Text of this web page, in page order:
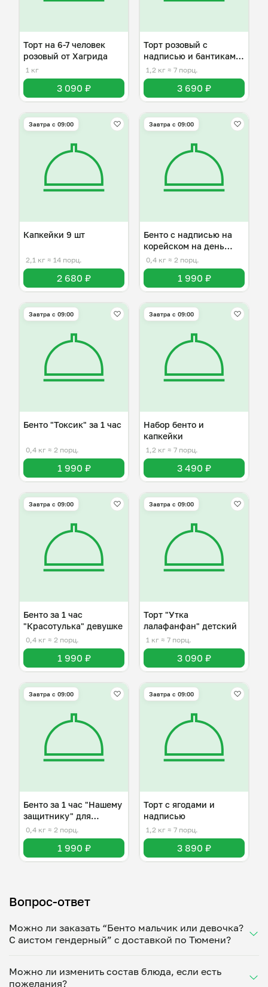
Торт на 6-7 человек
розовый от Хагрида
1 кг
3 090 ₽
Торт розовый с
надписью и бантиками
на 6-7 человек
1,2 кг ≈ 7 порц.
3 690 ₽
Завтра c 09:00
Капкейки 9 шт
2,1 кг ≈ 14 порц.
2 680 ₽
Завтра c 09:00
Бенто с надписью на
корейском на день
рождения
0,4 кг ≈ 2 порц.
1 990 ₽
Завтра c 09:00
Бенто "Токсик" за 1 час
0,4 кг ≈ 2 порц.
1 990 ₽
Завтра c 09:00
Набор бенто и
капкейки
1,2 кг ≈ 7 порц.
3 490 ₽
Завтра c 09:00
Бенто за 1 час
"Красотулька" девушке
0,4 кг ≈ 2 порц.
1 990 ₽
Завтра c 09:00
Торт "Утка
лалафанфан" детский
1 кг ≈ 7 порц.
3 090 ₽
Завтра c 09:00
Бенто за 1 час "Нашему
защитнику" для
мужчины
0,4 кг ≈ 2 порц.
1 990 ₽
Завтра c 09:00
Торт с ягодами и
надписью
1,2 кг ≈ 7 порц.
3 890 ₽
Вопрос-ответ
Можно ли заказать “Бенто мальчик или девочка?
С аистом гендерный” с доставкой по Тюмени?
Укажите удобное время — и получите свежее
Можно ли изменить состав блюда, если есть
пожелания?